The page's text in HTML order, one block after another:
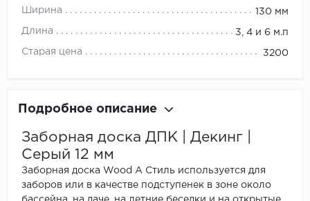
Ширина 130 мм
Длина 3, 4 и 6 м.п
Старая цена 3200
Подробное описание
Заборная доска ДПК | Декинг |
Серый 12 мм
Заборная доска Wood А Стиль используется для
заборов или в качестве подступенек в зоне около